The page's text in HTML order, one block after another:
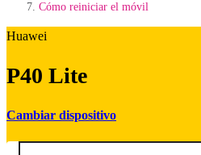
Cómo reiniciar el móvil
Huawei
P40 Lite
Cambiar dispositivo